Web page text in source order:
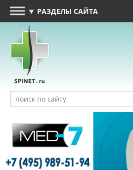
РАЗДЕЛЫ САЙТА